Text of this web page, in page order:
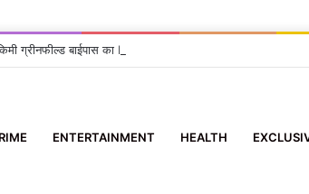
ग्रीनफील्ड बाईपास का DM ने किया निरीक्षण, दिए सख्त निर्देश
ENTERTAINMENT HEALTH